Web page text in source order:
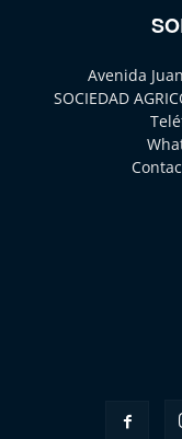
Avenida
SOCIEDAD